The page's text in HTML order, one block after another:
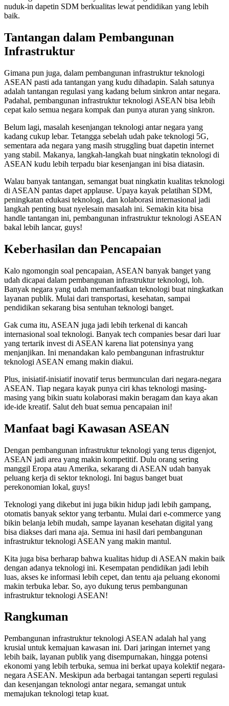
nuduk-in dapetin SDM berkualitas lewat pendidikan yang lebih
baik.
Tantangan dalam Pembangunan
Infrastruktur
Gimana pun juga, dalam pembangunan infrastruktur teknologi
ASEAN pasti ada tantangan yang kudu dihadapin. Salah satunya
adalah tantangan regulasi yang kadang belum sinkron antar negara.
Padahal, pembangunan infrastruktur teknologi ASEAN bisa lebih
cepat kalo semua negara kompak dan punya aturan yang sinkron.
Belum lagi, masalah kesenjangan teknologi antar negara yang
kadang cukup lebar. Tetangga sebelah udah pake teknologi 5G,
sementara ada negara yang masih struggling buat dapetin internet
yang stabil. Makanya, langkah-langkah buat ningkatin teknologi di
ASEAN kudu lebih terpadu biar kesenjangan ini bisa diatasin.
Walau banyak tantangan, semangat buat ningkatin kualitas teknologi
di ASEAN pantas dapet applause. Upaya kayak pelatihan SDM,
peningkatan edukasi teknologi, dan kolaborasi internasional jadi
langkah penting buat nyelesain masalah ini. Semakin kita bisa
handle tantangan ini, pembangunan infrastruktur teknologi ASEAN
bakal lebih lancar, guys!
Keberhasilan dan Pencapaian
Kalo ngomongin soal pencapaian, ASEAN banyak banget yang
udah dicapai dalam pembangunan infrastruktur teknologi, loh.
Banyak negara yang udah memanfaatkan teknologi buat ningkatkan
layanan publik. Mulai dari transportasi, kesehatan, sampai
pendidikan sekarang bisa sentuhan teknologi banget.
Gak cuma itu, ASEAN juga jadi lebih terkenal di kancah
internasional soal teknologi. Banyak tech companies besar dari luar
yang tertarik invest di ASEAN karena liat potensinya yang
menjanjikan. Ini menandakan kalo pembangunan infrastruktur
teknologi ASEAN emang makin diakui.
Plus, inisiatif-inisiatif inovatif terus bermunculan dari negara-negara
ASEAN. Tiap negara kayak punya ciri khas teknologi masing-
masing yang bikin suatu kolaborasi makin beragam dan kaya akan
ide-ide kreatif. Salut deh buat semua pencapaian ini!
Manfaat bagi Kawasan ASEAN
Dengan pembangunan infrastruktur teknologi yang terus digenjot,
ASEAN jadi area yang makin kompetitif. Dulu orang sering
manggil Eropa atau Amerika, sekarang di ASEAN udah banyak
peluang kerja di sektor teknologi. Ini bagus banget buat
perekonomian lokal, guys!
Teknologi yang dikebut ini juga bikin hidup jadi lebih gampang,
otomatis banyak sektor yang terbantu. Mulai dari e-commerce yang
bikin belanja lebih mudah, sampe layanan kesehatan digital yang
bisa diakses dari mana aja. Semua ini hasil dari pembangunan
infrastruktur teknologi ASEAN yang makin mantul.
Kita juga bisa berharap bahwa kualitas hidup di ASEAN makin baik
dengan adanya teknologi ini. Kesempatan pendidikan jadi lebih
luas, akses ke informasi lebih cepet, dan tentu aja peluang ekonomi
makin terbuka lebar. So, ayo dukung terus pembangunan
infrastruktur teknologi ASEAN!
Rangkuman
Pembangunan infrastruktur teknologi ASEAN adalah hal yang
krusial untuk kemajuan kawasan ini. Dari jaringan internet yang
lebih baik, layanan publik yang disempurnakan, hingga potensi
ekonomi yang lebih terbuka, semua ini berkat upaya kolektif negara-
negara ASEAN. Meskipun ada berbagai tantangan seperti regulasi
dan kesenjangan teknologi antar negara, semangat untuk
memajukan teknologi tetap kuat.